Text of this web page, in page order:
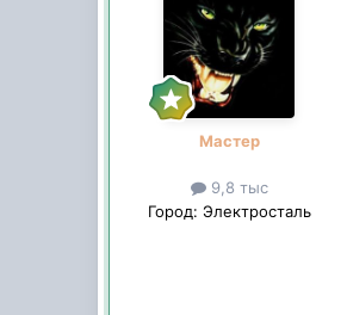
Мастер
9,8 тыс
Город: Электросталь